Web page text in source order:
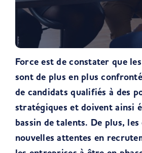
Force est de constater que
sont de plus en plus
de candidats qualifiés à des
stratégiques et doivent ainsi
bassin de talents. De plus,
nouvelles attentes en